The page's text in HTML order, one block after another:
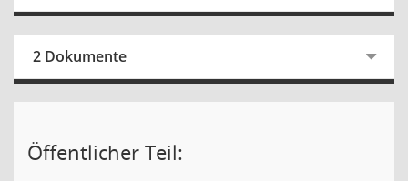
2 Dokumente
Öffentlicher Teil: